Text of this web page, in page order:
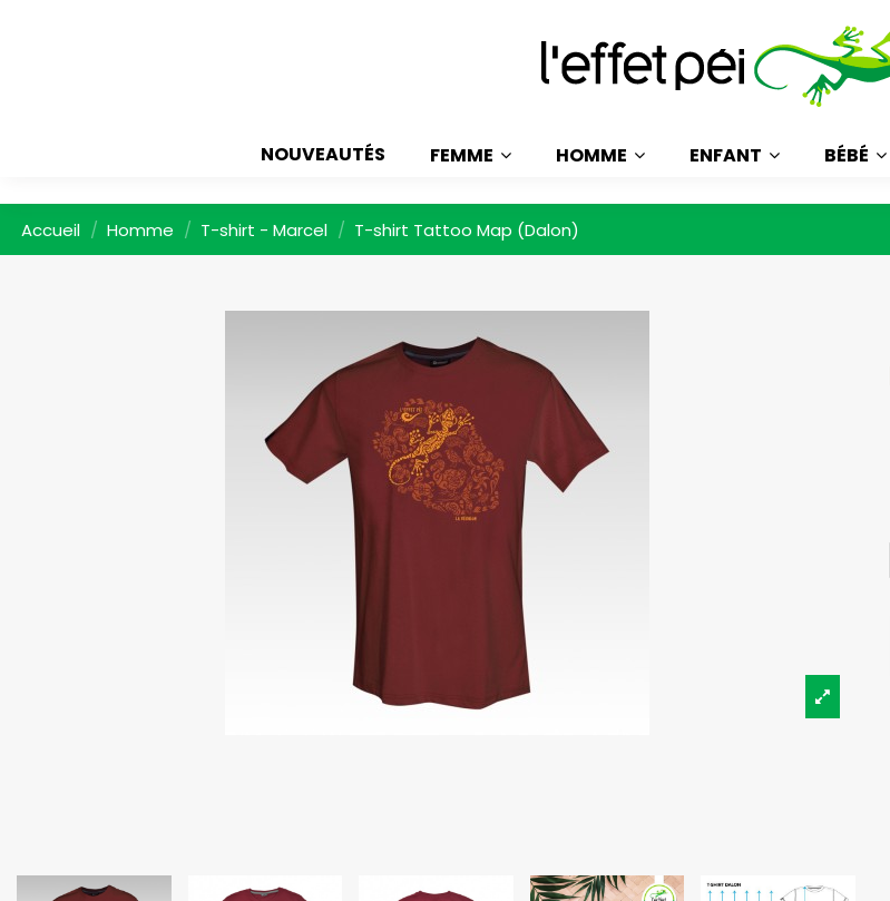
NOUVEAUTÉS FEMME HOMME ENFANT BÉBÉ
Accueil Homme T-shirt - Marcel T-shirt Tattoo Map (Dalon)